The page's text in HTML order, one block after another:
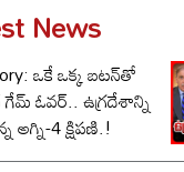
News
ఒకే ఒక్క బటన్‌తో
ఓవర్.. ఉగ్రదేశాన్ని
అగ్ని-4 క్షిపణి.!